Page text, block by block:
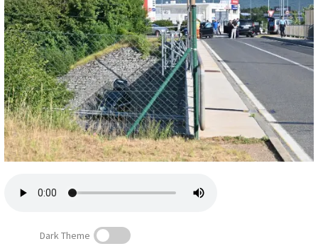
Uredništvo
Oglasi
Založnik
Zadruga PD
Naročnine
Dark Theme